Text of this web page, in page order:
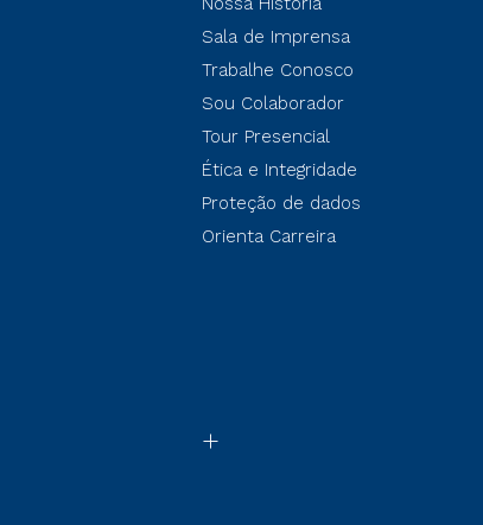
Sala de Imprensa
Trabalhe Conosco
Sou Colaborador
Tour Presencial
Ética e Integridade
Proteção de dados
Orienta Carreira